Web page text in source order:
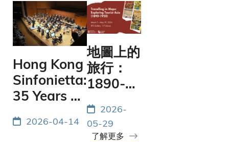
Hong Kong
Sinfonietta:
35 Years of
HKUST
2026-04-14
地圖上的
旅行：
1890-
的亞洲觀
光想像
2026-
05-29
了解更多